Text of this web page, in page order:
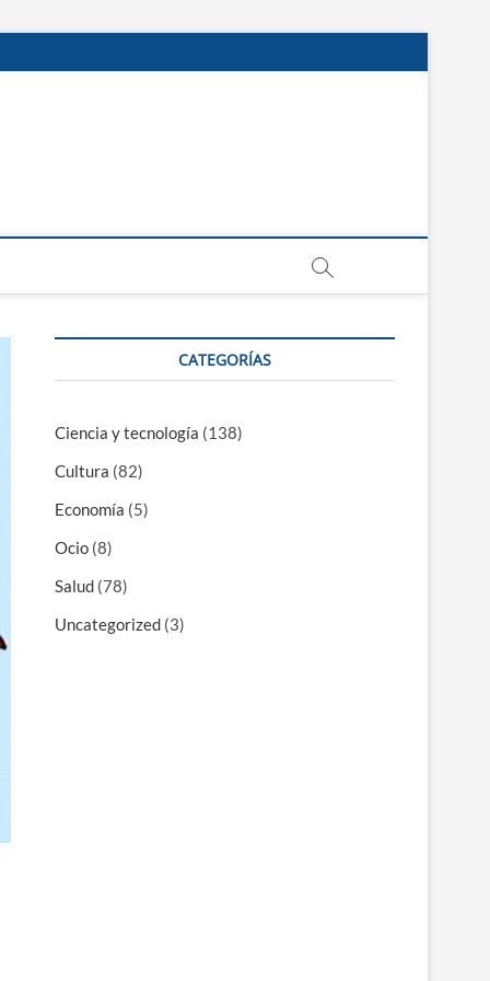
CATEGORÍAS
Ciencia y tecnología (138)
Cultura (82)
Economía (5)
Ocio (8)
Salud (78)
Uncategorized (3)